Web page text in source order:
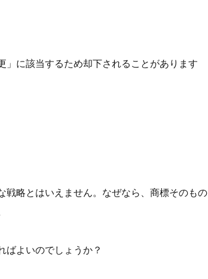
に該当するため却下されることがあります
略とはいえません。なぜなら、商標そのもの
ばよいのでしょうか？